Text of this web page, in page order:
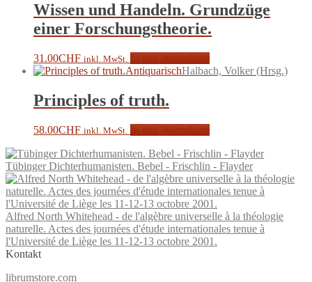
Wissen und Handeln. Grundzüge
einer Forschungstheorie.
31.00CHF inkl. MwSt.
AntiquarischHalbach, Volker (Hrsg.)
Principles of truth.
58.00CHF inkl. MwSt.
Tübinger Dichterhumanisten. Bebel - Frischlin - Flayder
Alfred North Whitehead - de l'algèbre universelle à la théologie
naturelle. Actes des journées d'étude internationales tenue à
l'Université de Liège les 11-12-13 octobre 2001.
Kontakt
librumstore.com